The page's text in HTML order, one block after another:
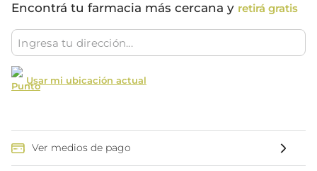
Encontrá tu farmacia más cercana y retirá gratis
Usar mi ubicación actual
Ver medios de pago